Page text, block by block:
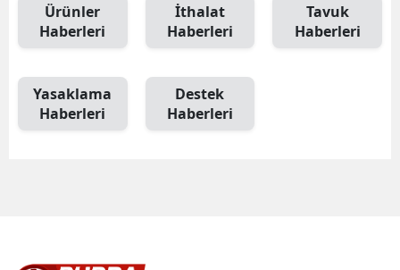
Ürünler
Haberleri
İthalat
Haberleri
Tavuk
Haberleri
Yasaklama
Haberleri
Destek
Haberleri